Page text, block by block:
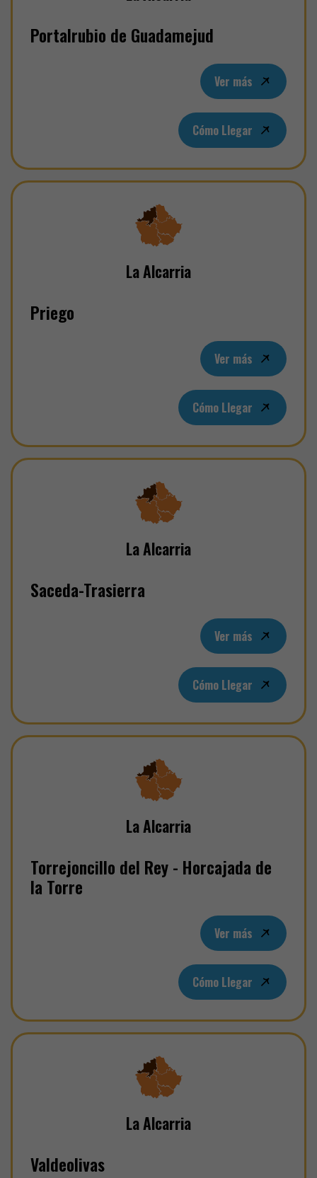
Portalrubio de Guadamejud
Ver más
Cómo Llegar
La Alcarria
Priego
Ver más
Cómo Llegar
La Alcarria
Saceda-Trasierra
Ver más
Cómo Llegar
La Alcarria
Torrejoncillo del Rey - Horcajada de
la Torre
Ver más
Cómo Llegar
La Alcarria
Valdeolivas